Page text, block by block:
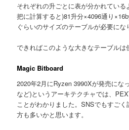
それぞれの升ごとに表が分かれてい
把に計算すると)81升分×4096通り
ぐらいのサイズのテーブルが必要にな
できればこのような大きなテーブルは
Magic Bitboard
2020年2月にRyzen 3990Xが発売にな
など)というアーキテクチャでは、
ことがわかりました。SNSでもすご
方も多いかと思います。